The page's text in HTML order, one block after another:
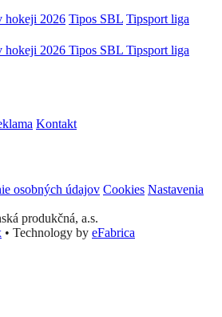
hokeji 2026 Tipos SBL Tipsport liga
hokeji 2026 Tipos SBL Tipsport liga
Kontakt
osobných údajov Cookies Nastavenia
produkčná, a.s.
• Technology by eFabrica